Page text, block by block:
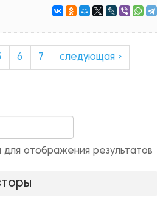
6 7 следующая ›
для отображения результатов